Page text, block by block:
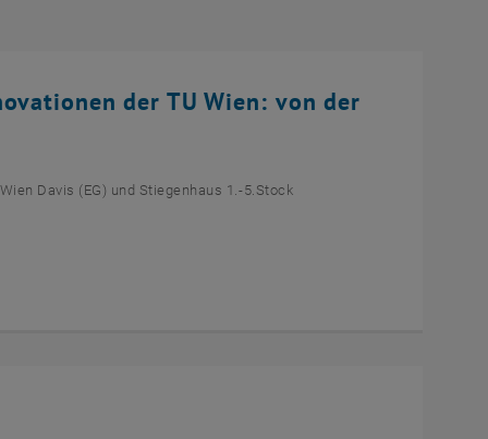
der TU Wien: von der
Davis (EG) und Stiegenhaus 1.-5.Stock